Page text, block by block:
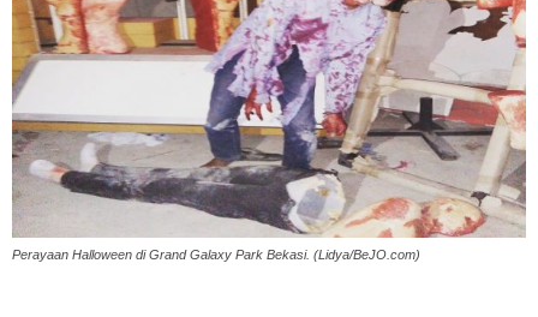
Perayaan Halloween di Grand Galaxy Park Bekasi. (Lidya/BeJO.com)